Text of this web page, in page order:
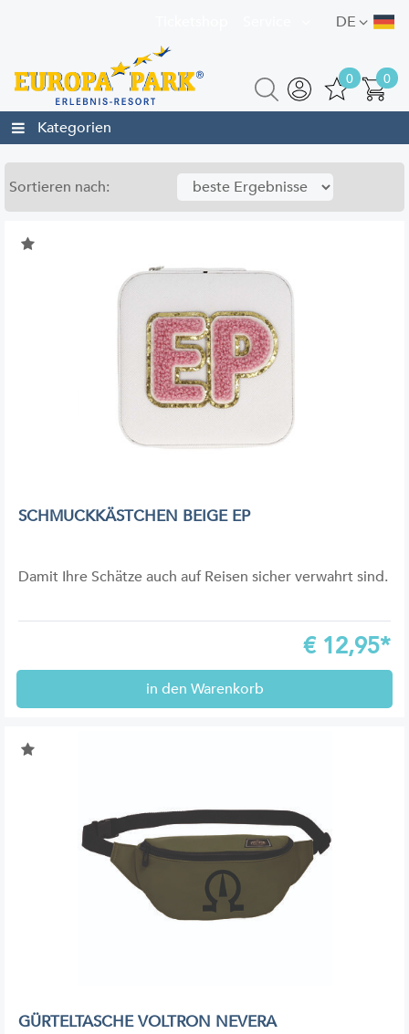
DE
0
0
Kategorien
Sortieren nach:
SCHMUCKKÄSTCHEN BEIGE EP
Damit Ihre Schätze auch auf Reisen sicher verwahrt sind.
€ 12,95*
in den Warenkorb
GÜRTELTASCHE VOLTRON NEVERA